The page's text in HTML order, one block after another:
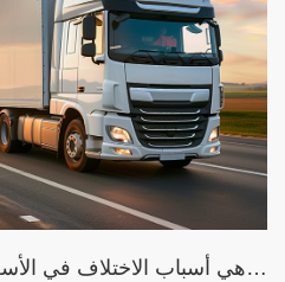
ما هي أسباب الاختلاف في الأسعار بين العاكس المعدات ؟